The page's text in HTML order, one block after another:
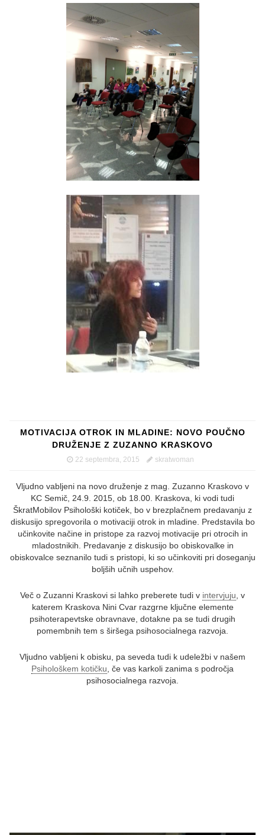
MOTIVACIJA OTROK IN MLADINE: NOVO POUČNO
DRUŽENJE Z ZUZANNO KRASKOVO
22 septembra, 2015 skratwoman
Vljudno vabljeni na novo druženje z mag. Zuzanno Kraskovo v
KC Semič, 24.9. 2015, ob 18.00. Kraskova, ki vodi tudi
ŠkratMobilov Psihološki kotiček, bo v brezplačnem predavanju z
diskusijo spregovorila o motivaciji otrok in mladine. Predstavila bo
učinkovite načine in pristope za razvoj motivacije pri otrocih in
mladostnikih. Predavanje z diskusijo bo obiskovalke in
obiskovalce seznanilo tudi s pristopi, ki so učinkoviti pri doseganju
boljših učnih uspehov.
Več o Zuzanni Kraskovi si lahko preberete tudi v intervjuju , v
katerem Kraskova Nini Cvar razgrne ključne elemente
psihoterapevtske obravnave, dotakne pa se tudi drugih
pomembnih tem s širšega psihosocialnega razvoja.
Vljudno vabljeni k obisku, pa seveda tudi k udeležbi v našem
Psihološkem kotičku , če vas karkoli zanima s področja
psihosocialnega razvoja.